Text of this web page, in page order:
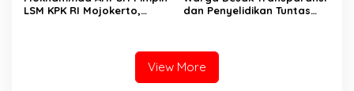
LSM KPK RI Mojokerto,
dan Penyelidikan Tuntas
View More